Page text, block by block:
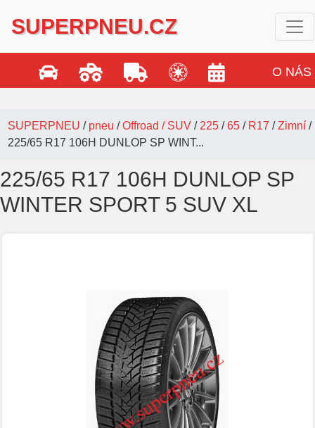
SUPERPNEU.CZ
O NÁS
SUPERPNEU / pneu /Offroad / SUV / 225 /65 / R17 /Zimní /
225/65 R17 106H DUNLOP SP WINT...
225/65 R17 106H DUNLOP SP
WINTER SPORT 5 SUV XL